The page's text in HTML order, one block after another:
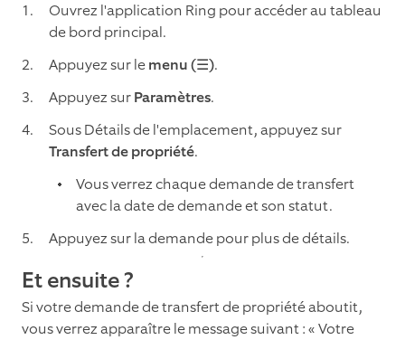
Ouvrez l'application Ring pour accéder au tableau
de bord principal.
Appuyez sur lemenu (☰).
Appuyez surParamètres.
Sous Détails de l'emplacement, appuyez sur
Transfert de propriété.
Vous verrez chaque demande de transfert
avec la date de demande et son statut.
Appuyez sur la demande pour plus de détails.
Et ensuite ?
Si votre demande de transfert de propriété aboutit,
vous verrez apparaître le message suivant : « Votre